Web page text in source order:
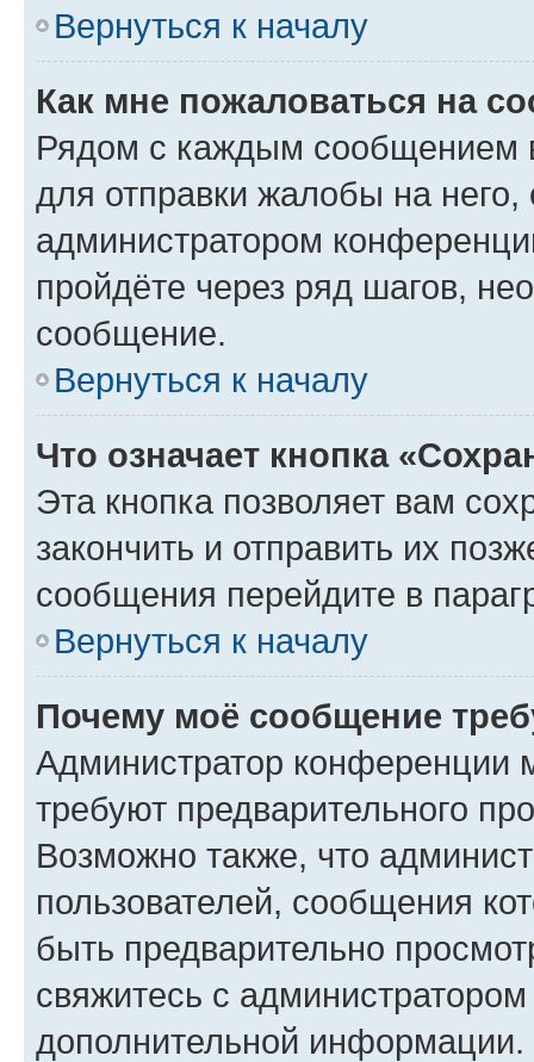
Вернуться к началу
Как мне пожаловаться на
Рядом с каждым сообщением
для отправки жалобы на
администратором
пройдёте через ряд шагов,
сообщение.
Вернуться к началу
Что означает кнопка
Эта кнопка позволяет вам
закончить и отправить их
сообщения перейдите в
Вернуться к началу
Почему моё сообщение
Администратор конференции
требуют предварительного
Возможно также, что
пользователей, сообщения
быть предварительно
свяжитесь с
дополнительной информации.